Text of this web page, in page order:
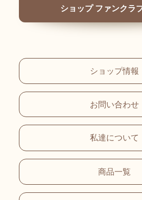
ショップ ファンクラ
ショップ情報
お問い合わせ
私達について
商品一覧